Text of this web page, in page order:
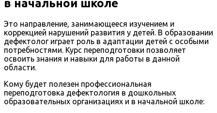
в начальной школе
Это направление, занимающееся изучением и
коррекцией нарушений развития у детей. В образовании
дефектолог играет роль в адаптации детей с особыми
потребностями. Курс переподготовки позволяет
освоить знания и навыки для работы в данной
области.
Кому будет полезен профессиональная
переподготовка дефектология в дошкольных
образовательных организациях и в начальной школе: